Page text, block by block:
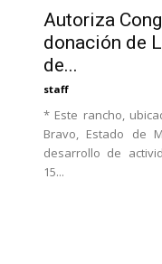
Autoriza
donación de
de...
staff
* Este rancho,
Bravo, Estado de
desarrollo de
15...